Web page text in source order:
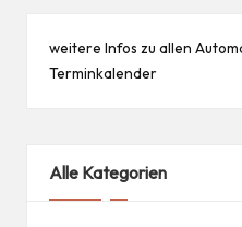
weitere Infos zu allen
Terminkalender
Alle Kategorien